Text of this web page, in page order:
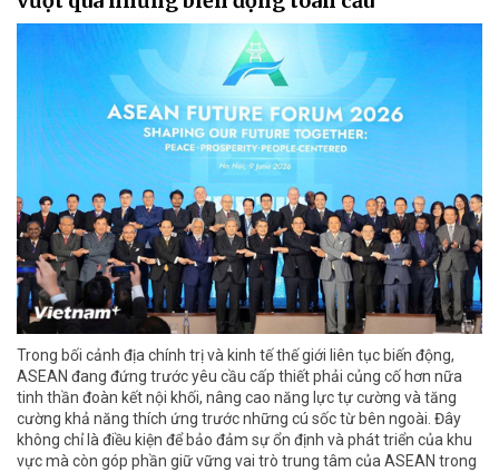
Trong bối cảnh địa chính trị và kinh tế thế giới liên tục biến động,
ASEAN đang đứng trước yêu cầu cấp thiết phải củng cố hơn nữa
tinh thần đoàn kết nội khối, nâng cao năng lực tự cường và tăng
cường khả năng thích ứng trước những cú sốc từ bên ngoài. Đây
không chỉ là điều kiện để bảo đảm sự ổn định và phát triển của khu
vực mà còn góp phần giữ vững vai trò trung tâm của ASEAN trong